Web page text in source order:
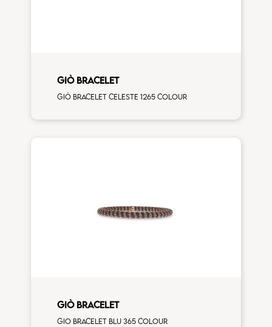
GIÒ BRACELET
Giò bracelet celeste 1265 colour
GIÒ BRACELET
Gio bracelet Blu 365 colour